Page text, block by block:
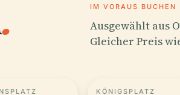
. IM VORAUS BUCHEN
Ausgewählt aus
Gleicher Preis
KÖNIGSPLATZ